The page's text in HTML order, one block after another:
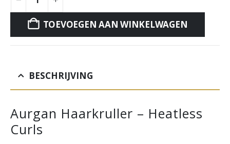
TOEVOEGEN AAN WINKELWAGEN
BESCHRIJVING
Aurgan Haarkruller – Heatless
Curls